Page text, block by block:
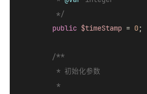
         */
public $timeStamp = 0;
/**
         * 初始化参数
         *